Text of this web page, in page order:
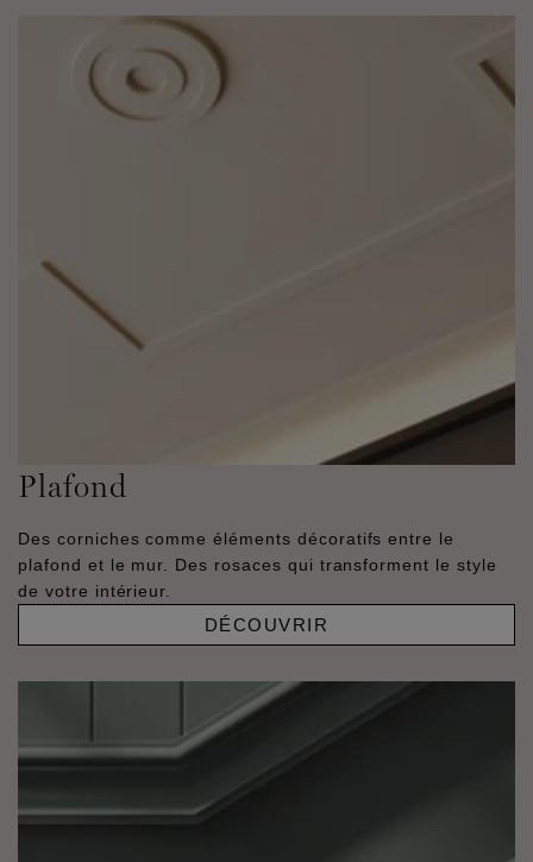
Plafond
Des corniches comme éléments décoratifs entre le
plafond et le mur. Des rosaces qui transforment le style
de votre intérieur.
DÉCOUVRIR